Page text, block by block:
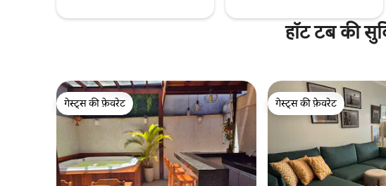
हॉट टब की
गेस्ट्स की फ़ेवरेट
गेस्ट्स की फ़ेवरेट
गेस्ट्स की फ़ेवरेट
गेस्ट्स की फ़ेवरेट